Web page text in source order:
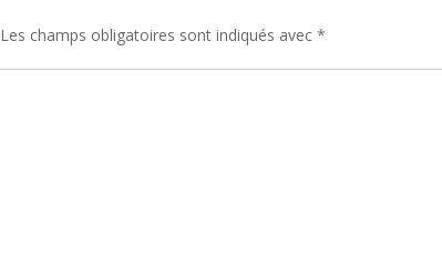
Les champs obligatoires sont indiqués avec *